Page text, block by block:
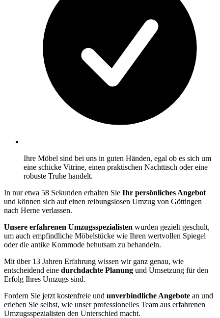
Ihre Möbel sind bei uns in guten Händen, egal ob es sich um
eine schicke Vitrine, einen praktischen Nachttisch oder eine
robuste Truhe handelt.
In nur etwa 58 Sekunden erhalten Sie Ihr persönliches Angebot
und können sich auf einen reibungslosen Umzug von Göttingen
nach Herne verlassen.
Unsere erfahrenen Umzugsspezialisten wurden gezielt geschult,
um auch empfindliche Möbelstücke wie Ihren wertvollen Spiegel
oder die antike Kommode behutsam zu behandeln.
Mit über 13 Jahren Erfahrung wissen wir ganz genau, wie
entscheidend eine durchdachte Planung und Umsetzung für den
Erfolg Ihres Umzugs sind.
Fordern Sie jetzt kostenfreie und unverbindliche Angebote an und
erleben Sie selbst, wie unser professionelles Team aus erfahrenen
Umzugsspezialisten den Unterschied macht.